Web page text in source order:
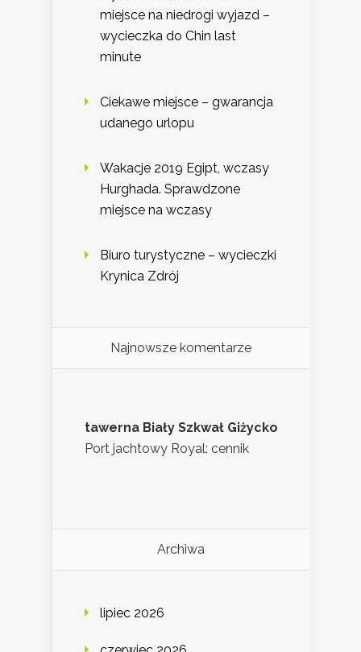
miejsce na niedrogi wyjazd –
wycieczka do Chin last
minute
Ciekawe miejsce – gwarancja
udanego urlopu
Wakacje 2019 Egipt, wczasy
Hurghada. Sprawdzone
miejsce na wczasy
Biuro turystyczne – wycieczki
Krynica Zdrój
Najnowsze komentarze
tawerna Biały Szkwał Giżycko
Port jachtowy Royal: cennik
Archiwa
lipiec 2026